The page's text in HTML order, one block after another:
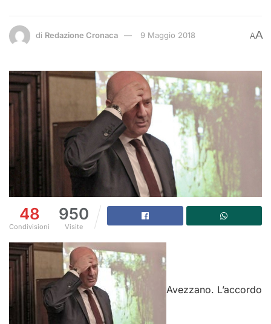
di Redazione Cronaca 9 Maggio 2018 AA
48
Condivisioni
950
Visite
Avezzano. L’accordo